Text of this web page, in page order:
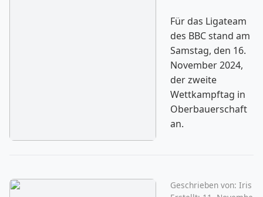
Für das Ligateam
des BBC stand am
Samstag, den 16.
November 2024,
der zweite
Wettkampftag in
Oberbauerschaft
an.
Geschrieben von: Iris